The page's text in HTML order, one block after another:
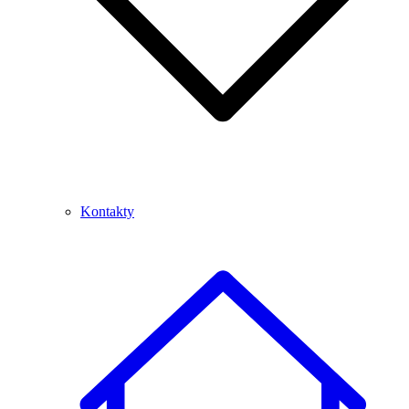
Kontakty